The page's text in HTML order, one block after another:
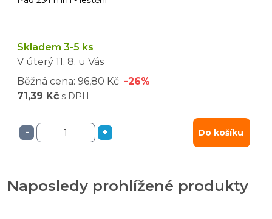
Skladem 3-5 ks
V úterý 11. 8. u Vás
Běžná cena: 96,80 Kč -26%
71,39 Kč s DPH
- + Do košíku
Naposledy prohlížené produkty